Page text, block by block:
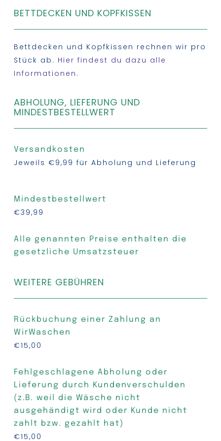
BETTDECKEN UND KOPFKISSEN
Bettdecken und Kopfkissen rechnen wir pro
Stück ab. Hier findest du dazu alle
Informationen.
ABHOLUNG, LIEFERUNG UND
MINDESTBESTELLWERT
Versandkosten
Jeweils €9,99 für Abholung und Lieferung
Mindestbestellwert
€39,99
Alle genannten Preise enthalten die
gesetzliche Umsatzsteuer
WEITERE GEBÜHREN
Rückbuchung einer Zahlung an
WirWaschen
€15,00
Fehlgeschlagene Abholung oder
Lieferung durch Kundenverschulden
(z.B. weil die Wäsche nicht
ausgehändigt wird oder Kunde nicht
zahlt bzw. gezahlt hat)
€15,00